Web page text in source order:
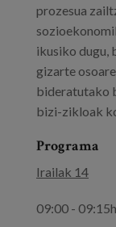
prozesua
ikusiko dugu,
gizarte
bideratutako
bizi-zikloak
Programa
Irailak 14
09:00 -